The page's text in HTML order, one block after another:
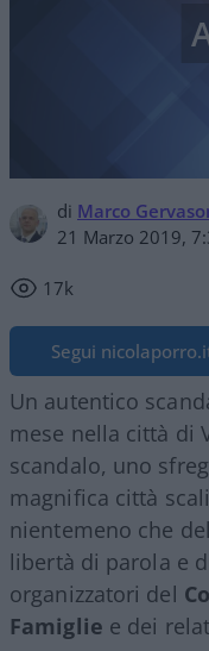
di Marco
21 Marzo 2019,
17k
Segui
Un autentico
mese nella città di
scandalo, uno
magnifica città
nientemeno che
libertà di parola e
organizzatori del
Famiglie e dei